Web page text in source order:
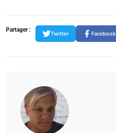
Partager :
Twitter Facebook